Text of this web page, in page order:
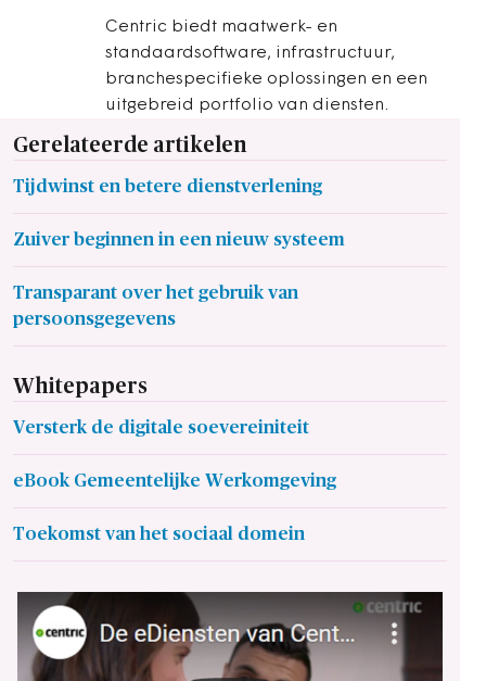
Centric biedt maatwerk- en
standaardsoftware, infrastructuur,
branchespecifieke oplossingen en een
uitgebreid portfolio van diensten.
Gerelateerde artikelen
Tijdwinst en betere dienstverlening
Zuiver beginnen in een nieuw systeem
Transparant over het gebruik van
persoonsgegevens
Whitepapers
Versterk de digitale soevereiniteit
eBook Gemeentelijke Werkomgeving
Toekomst van het sociaal domein